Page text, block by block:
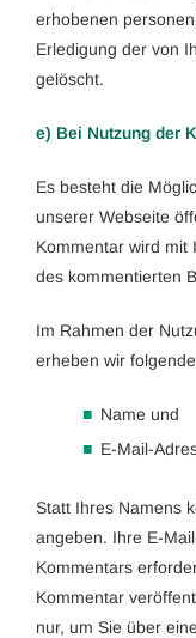
erhobenen
Erledigung der von
gelöscht.
e) Bei Nutzung der
Es besteht die
unserer Webseite
Kommentar wird mit
des kommentierten
Im Rahmen der
erheben wir
Name und
E-Mail-
Statt Ihres Namens
angeben. Ihre E-
Kommentars
Kommentar
nur, um Sie über